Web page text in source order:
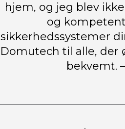
hjem, og jeg blev
og
sikkerhedssystemer
Domutech til alle, der
bekvemt.